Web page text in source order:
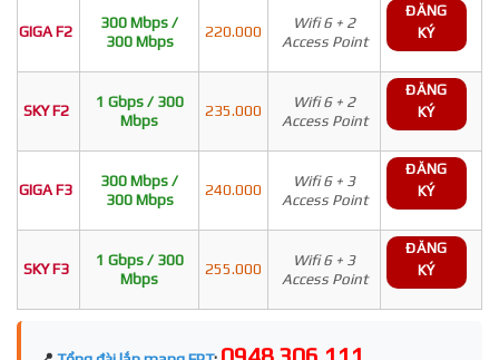
GIGA F2
300 Mbps /
300 Mbps
220.000
Wifi 6 + 2
Access Point
ĐĂNG
KÝ
SKY F2
1 Gbps / 300
Mbps
235.000
Wifi 6 + 2
Access Point
ĐĂNG
KÝ
GIGA F3
300 Mbps /
300 Mbps
240.000
Wifi 6 + 3
Access Point
ĐĂNG
KÝ
SKY F3
1 Gbps / 300
Mbps
255.000
Wifi 6 + 3
Access Point
ĐĂNG
KÝ